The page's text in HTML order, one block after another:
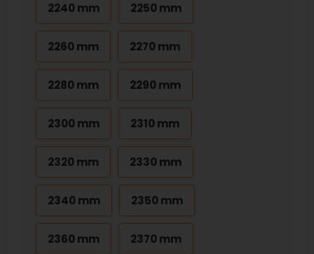
2240 mm 2250 mm
2260 mm 2270 mm
2280 mm 2290 mm
2300 mm 2310 mm
2320 mm 2330 mm
2340 mm 2350 mm
2360 mm 2370 mm